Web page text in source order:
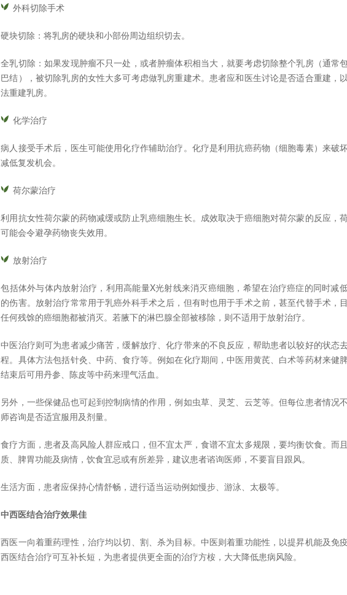
外科切除手术
硬块切除：将乳房的硬块和小部份周边组织切去。
全乳切除：如果发现肿瘤不只一处，或者肿瘤体积相当大，就要考虑切除整个乳房（通常
巴结），被切除乳房的女性大多可考虑做乳房重建术。患者应和医生讨论是否适合重建，
法重建乳房。
化学治疗
病人接受手术后，医生可能使用化疗作辅助治疗。化疗是利用抗癌药物（细胞毒素）来破
减低复发机会。
荷尔蒙治疗
利用抗女性荷尔蒙的药物减缓或防止乳癌细胞生长。成效取决于癌细胞对荷尔蒙的反应，
可能会令避孕药物丧失效用。
放射治疗
包括体外与体内放射治疗，利用高能量X光射线来消灭癌细胞，希望在治疗癌症的同时减
的伤害。放射治疗常常用于乳癌外科手术之后，但有时也用于手术之前，甚至代替手术，
任何残馀的癌细胞都被消灭。若腋下的淋巴腺全部被移除，则不适用于放射治疗。
中医治疗则可为患者减少痛苦，缓解放疗、化疗带来的不良反应，帮助患者以较好的状态
程。具体方法包括针灸、中药、食疗等。例如在化疗期间，中医用黄芪、白术等药材来健
结束后可用丹参、陈皮等中药来理气活血。
另外，一些保健品也可起到控制病情的作用，例如虫草、灵芝、云芝等。但每位患者情况
师咨询是否适宜服用及剂量。
食疗方面，患者及高风险人群应戒口，但不宜太严，食谱不宜太多规限，要均衡饮食。而
质、脾胃功能及病情，饮食宜忌或有所差异，建议患者谘询医师，不要盲目跟风。
生活方面，患者应保持心情舒畅，进行适当运动例如慢步、游泳、太极等。
中西医结合治疗效果佳
西医一向着重药理性，治疗均以切、割、杀为目标。中医则着重功能性，以提昇机能及免
西医结合治疗可互补长短，为患者提供更全面的治疗方桉，大大降低患病风险。